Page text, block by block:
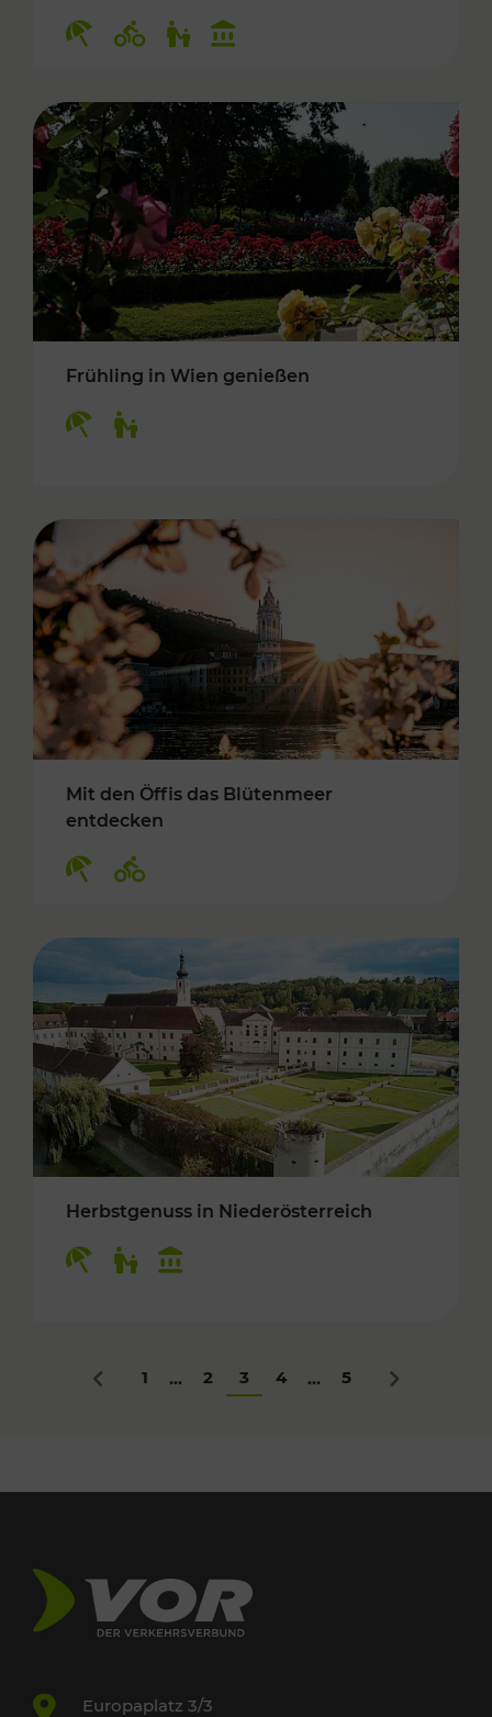
Frühling in Wien genießen
Mit den Öffis das Blütenmeer
entdecken
Herbstgenuss in Niederösterreich
Zurück
1 ... 2 3 4 ... 5 Nächstes
Europaplatz 3/3